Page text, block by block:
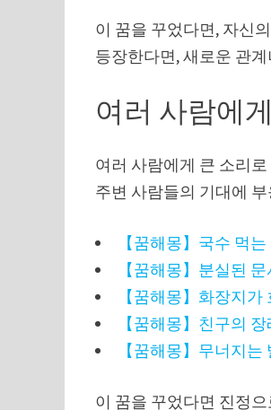
이 꿈을 꾸었다면, 자신
등장한다면, 새로운 관
여러 사람에
여러 사람에게 큰 소리
주변 사람들의 기대에
【꿈해몽】국수 먹
【꿈해몽】분실된
【꿈해몽】화장지
【꿈해몽】친구의
【꿈해몽】무너지
이 꿈을 꾸었다면 진정